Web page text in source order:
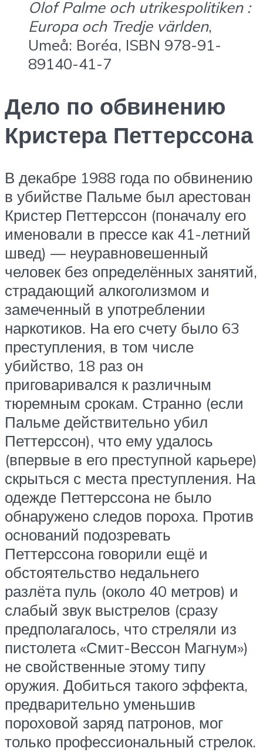
Olof Palme och utrikespolitiken :
Europa och Tredje världen,
Umeå: Boréa, ISBN 978-91-
89140-41-7
Дело по обвинению
Кристера Петтерссона
В декабре 1988 года по обвинению
в убийстве Пальме был арестован
Кристер Петтерссон (поначалу его
именовали в прессе как 41-летний
швед) — неуравновешенный
человек без определённых занятий,
страдающий алкоголизмом и
замеченный в употреблении
наркотиков. На его счету было 63
преступления, в том числе
убийство, 18 раз он
приговаривался к различным
тюремным срокам. Странно (если
Пальме действительно убил
Петтерссон), что ему удалось
(впервые в его преступной карьере)
скрыться с места преступления. На
одежде Петтерссона не было
обнаружено следов пороха. Против
оснований подозревать
Петтерссона говорили ещё и
обстоятельство недальнего
разлёта пуль (около 40 метров) и
слабый звук выстрелов (сразу
предполагалось, что стреляли из
пистолета «Смит-Вессон Магнум»)
не свойственные этому типу
оружия. Добиться такого эффекта,
предварительно уменьшив
пороховой заряд патронов, мог
только профессиональный стрелок.